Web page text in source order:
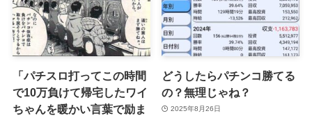
「パチスロ打ってこの時間
で10万負けて帰宅したワイ
ちゃんを暖かい言葉で励ま
どうしたらパチンコ勝てる
の？無理じゃね？
2025年8月26日